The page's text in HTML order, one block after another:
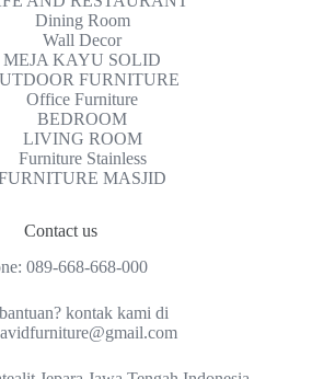
Dining Room
Wall Decor
MEJA KAYU SOLID
FURNITURE
Office Furniture
BEDROOM
LIVING ROOM
Furniture Stainless
MASJID
Contact us
089-668-668-000
kontak kami di